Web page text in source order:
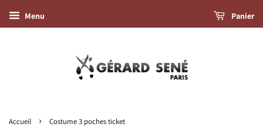
Menu Panier
Accueil › Costume 3 poches ticket